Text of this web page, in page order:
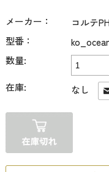
メーカー：
コルテ
型番：
数量:
在庫:
なし